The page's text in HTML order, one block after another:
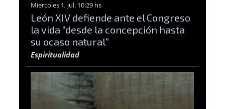
Miercoles 1, jul. 10:29 hs
León XIV defiende ante el Congreso
la vida “desde la concepción hasta
su ocaso natural”
Espiritualidad